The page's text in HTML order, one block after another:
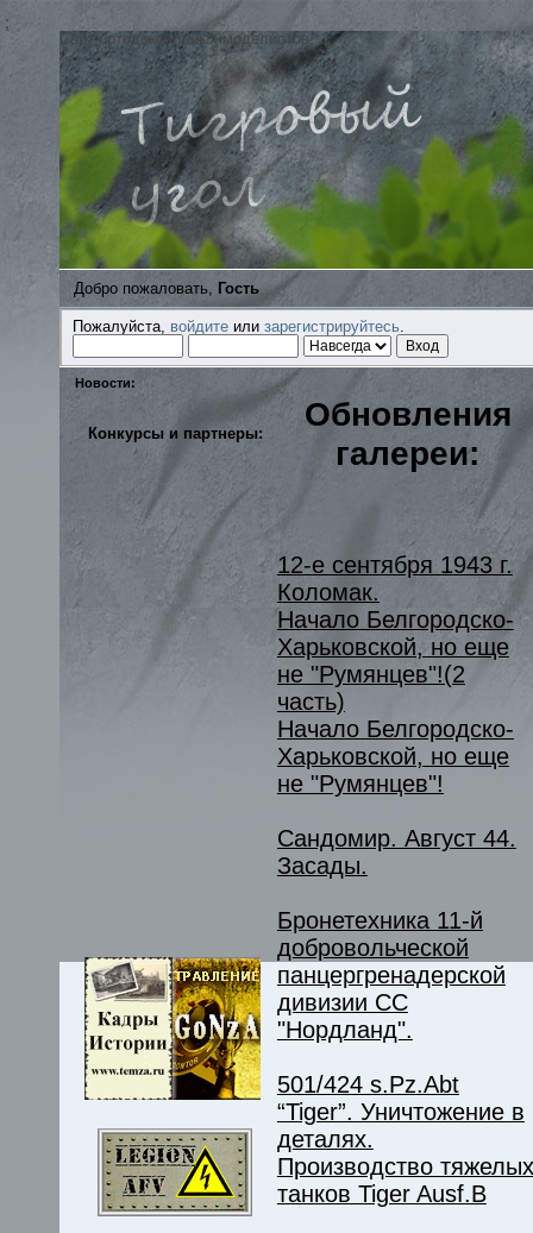
;
Сайт ортодоксальных моделистов
Добро пожаловать, Гость
Пожалуйста, войдите илизарегистрируйтесь
Новости:
Конкурсы и партнеры:
Обновления
галереи:
12-е сентября 1943 г.
Коломак.
Начало Белгородско-
Харьковской, но еще
не "Румянцев"!(2
часть)
Начало Белгородско-
Харьковской, но еще
не "Румянцев"!
Сандомир. Август 44.
Засады.
Бронетехника 11-й
добровольческой
панцергренадерской
дивизии СС
"Нордланд".
501/424 s.Pz.Abt
“Tiger”. Уничтожение в
деталях.
Производство тяжелых
танков Tiger Ausf.B